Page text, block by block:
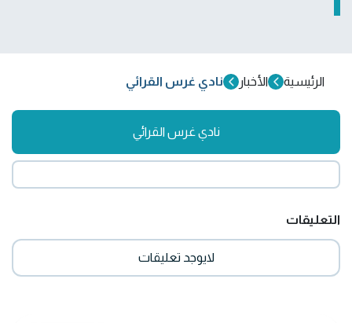
الرئيسية الأخبار نادي غرس القرائي
نادي غرس القرائي
التعليقات
لايوجد تعليقات